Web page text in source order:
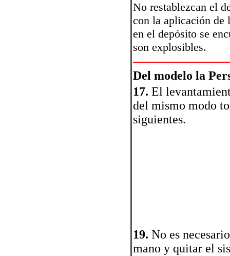
No restablezcan el
con la aplicación de
en el depósito se
son explosibles.
Del modelo la
17. El
del mismo modo
siguientes.
19. No es
mano y quitar el